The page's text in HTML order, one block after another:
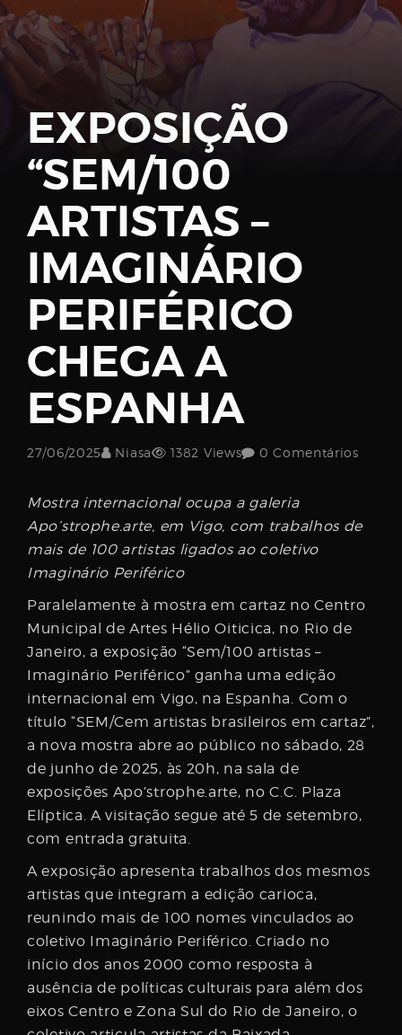
Password
Remember
Register
Username
Password
Email
EXPOSIÇÃO
“SEM/100
ARTISTAS –
IMAGINÁRIO
PERIFÉRICO
CHEGA A
ESPANHA
27/06/2025 Niasa 1382 Views 0 Comentários
Mostra internacional ocupa a galeria
Apo’strophe.arte, em Vigo, com trabalhos de
mais de 100 artistas ligados ao coletivo
Imaginário Periférico
Paralelamente à mostra em cartaz no Centro
Municipal de Artes Hélio Oiticica, no Rio de
Janeiro, a exposição “Sem/100 artistas –
Imaginário Periférico” ganha uma edição
internacional em Vigo, na Espanha. Com o
título “SEM/Cem artistas brasileiros em cartaz”,
a nova mostra abre ao público no sábado, 28
de junho de 2025, às 20h, na sala de
exposições Apo’strophe.arte, no C.C. Plaza
Elíptica. A visitação segue até 5 de setembro,
com entrada gratuita.
A exposição apresenta trabalhos dos mesmos
artistas que integram a edição carioca,
reunindo mais de 100 nomes vinculados ao
coletivo Imaginário Periférico. Criado no
início dos anos 2000 como resposta à
ausência de políticas culturais para além dos
eixos Centro e Zona Sul do Rio de Janeiro, o